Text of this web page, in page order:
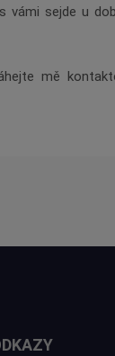
vámi sejde u
mě